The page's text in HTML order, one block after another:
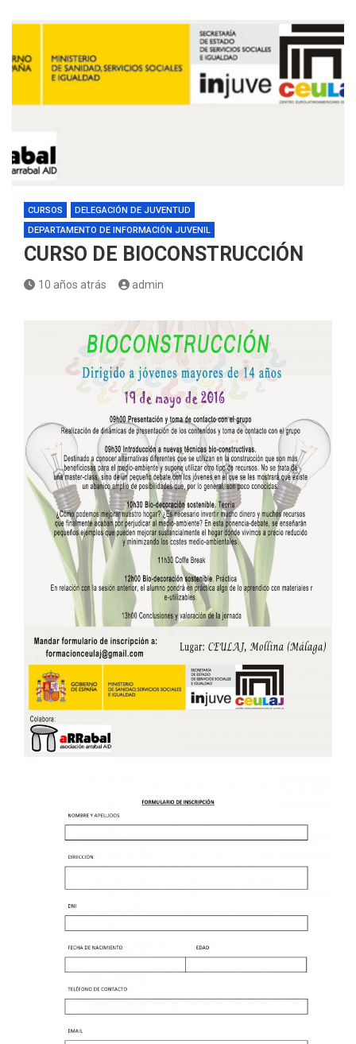
CURSOS
DELEGACIÓN DE JUVENTUD
DEPARTAMENTO DE INFORMACIÓN JUVENIL
CURSO DE BIOCONSTRUCCIÓN
10 años atrás admin